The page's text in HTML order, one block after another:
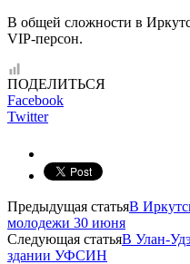
В общей сложности в
VIP-персон.
ПОДЕЛИТЬСЯ
Facebook
Twitter
Предыдущая статьяВ
молодежи 30 июня
Следующая статьяВ Улан-
здании УФСИН